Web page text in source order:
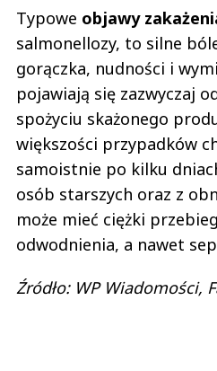
Typowe objawy
salmonellozy, to silne
gorączka, nudności i
pojawiają się zazwyczaj
spożyciu skażonego
większości przypadków
samoistnie po kilku
osób starszych oraz z
może mieć ciężki
odwodnienia, a nawet
Źródło: WP Wiadomości,